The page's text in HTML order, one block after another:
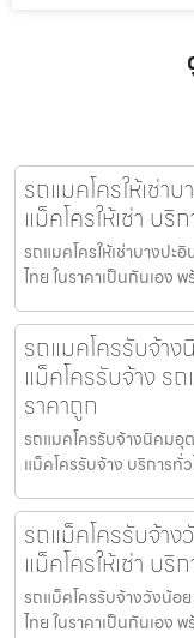
รถแมคโครให้เช่า
แม็คโครให้เช่า บ
รถแมคโครให้เช่าบางปะ
ไทย ในราคาเป็นกันเอง
รถแมคโครรับจ้า
แม็คโครรับจ้าง ร
ราคาถูก
รถแมคโครรับจ้างนิคมอุ
แม็คโครรับจ้าง บริการทั่
รถแม็คโครรับจ้า
แม็คโครให้เช่า บ
รถแม็คโครรับจ้างวังน้อ
ไทย ในราคาเป็นกันเอง